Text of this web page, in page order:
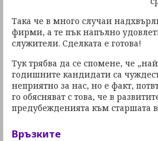
Така че в много случаи
фирми, а те пък напълно
служители. Сделката е готова!
Тук трябва да се спомене, че
годишните кандидати са
неприятно за нас, но е факт,
го обясняват с това, че в
предубежденията към старшата
Връзките